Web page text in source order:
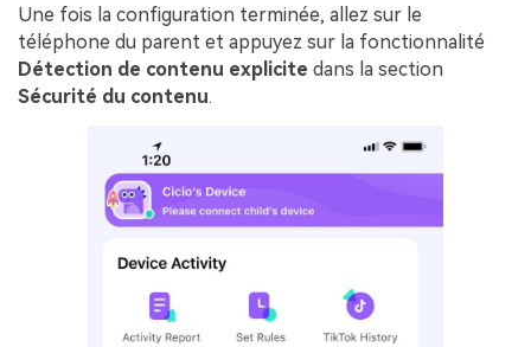
Une fois la configuration terminée, allez sur le
téléphone du parent et appuyez sur la fonctionnalité
Détection de contenu explicite dans la section
Sécurité du contenu.